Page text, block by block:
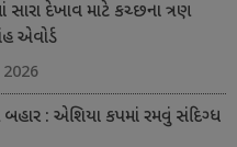
સારા દેખાવ માટે કચ્છના ત્રણ
એવોર્ડ
બહાર : એશિયા કપમાં રમવું સંદિગ્ધ